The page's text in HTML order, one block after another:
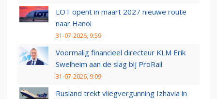
LOT opent in maart 2027 nieuwe route
naar Hanoi
31-07-2026, 9:59
Voormalig financieel directeur KLM Erik
Swelheim aan de slag bij ProRail
31-07-2026, 9:09
Rusland trekt vliegvergunning Izhavia in